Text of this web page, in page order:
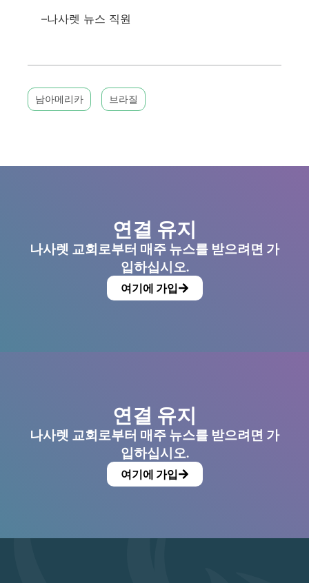
–나사렛 뉴스 직원
남아메리카 브라질
연결 유지
나사렛 교회로부터 매주 뉴스를 받으려면 가
입하십시오.
여기에 가입
연결 유지
나사렛 교회로부터 매주 뉴스를 받으려면 가
입하십시오.
여기에 가입